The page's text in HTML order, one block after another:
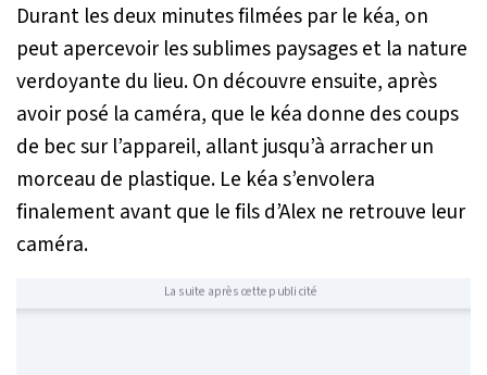
Durant les deux minutes filmées par le kéa, on
peut apercevoir les sublimes paysages et la nature
verdoyante du lieu. On découvre ensuite, après
avoir posé la caméra, que le kéa donne des coups
de bec sur l’appareil, allant jusqu’à arracher un
morceau de plastique. Le kéa s’envolera
finalement avant que le fils d’Alex ne retrouve leur
caméra.
La suite après cette publicité